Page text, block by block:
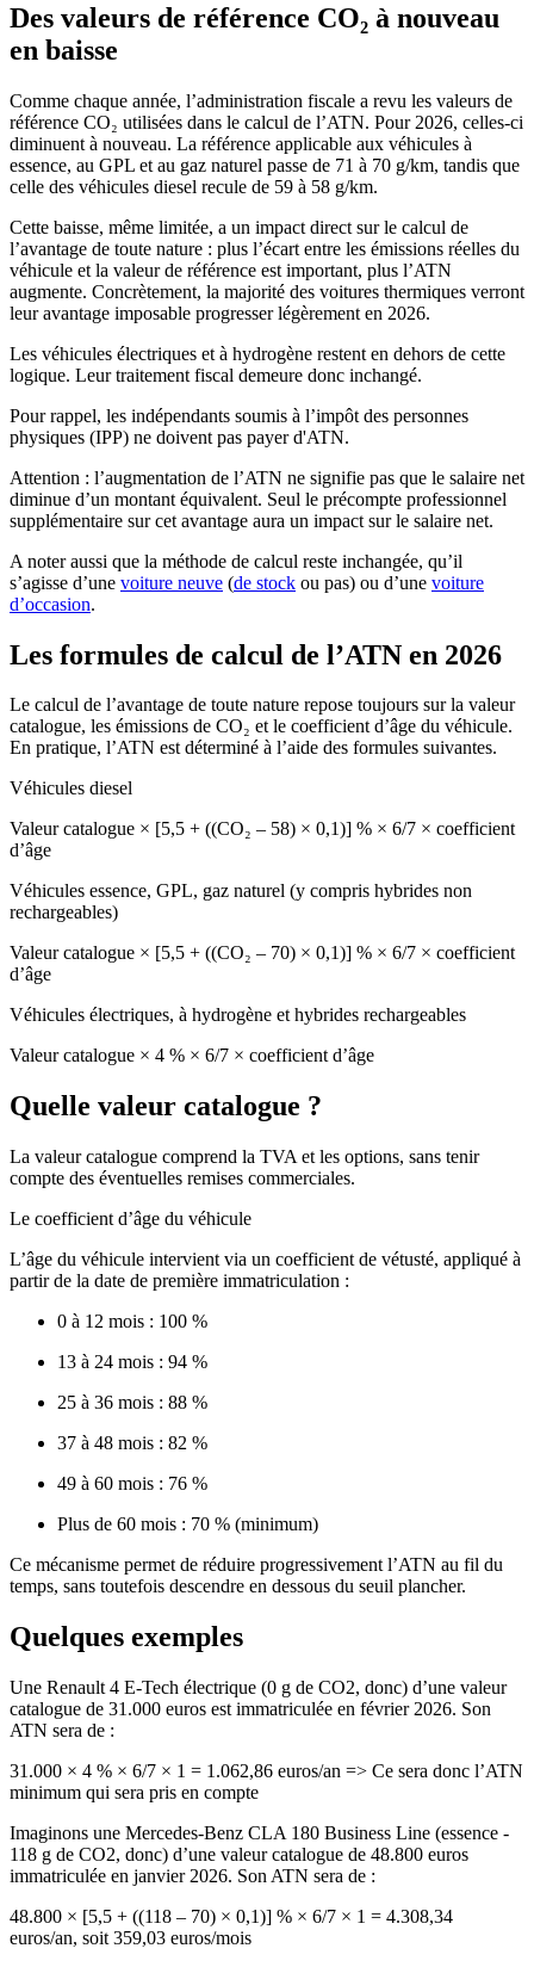
Des valeurs de référence CO₂ à nouveau
en baisse
Comme chaque année, l’administration fiscale a revu les valeurs de
référence CO₂ utilisées dans le calcul de l’ATN. Pour 2026, celles-ci
diminuent à nouveau. La référence applicable aux véhicules à
essence, au GPL et au gaz naturel passe de 71 à 70 g/km, tandis que
celle des véhicules diesel recule de 59 à 58 g/km.
Cette baisse, même limitée, a un impact direct sur le calcul de
l’avantage de toute nature : plus l’écart entre les émissions réelles du
véhicule et la valeur de référence est important, plus l’ATN
augmente. Concrètement, la majorité des voitures thermiques verront
leur avantage imposable progresser légèrement en 2026.
Les véhicules électriques et à hydrogène restent en dehors de cette
logique. Leur traitement fiscal demeure donc inchangé.
Pour rappel, les indépendants soumis à l’impôt des personnes
physiques (IPP) ne doivent pas payer d'ATN.
Attention : l’augmentation de l’ATN ne signifie pas que le salaire net
diminue d’un montant équivalent. Seul le précompte professionnel
supplémentaire sur cet avantage aura un impact sur le salaire net.
A noter aussi que la méthode de calcul reste inchangée, qu’il
s’agisse d’une voiture neuve (de stock ou pas) ou d’une voiture
d’occasion.​
Les formules de calcul de l’ATN en 2026
Le calcul de l’avantage de toute nature repose toujours sur la valeur
catalogue, les émissions de CO₂ et le coefficient d’âge du véhicule.
En pratique, l’ATN est déterminé à l’aide des formules suivantes.
Véhicules diesel
Valeur catalogue × [5,5 + ((CO₂ – 58) × 0,1)] % × 6/7 × coefficient
d’âge
Véhicules essence, GPL, gaz naturel (y compris hybrides non
rechargeables)
Valeur catalogue × [5,5 + ((CO₂ – 70) × 0,1)] % × 6/7 × coefficient
d’âge
Véhicules électriques, à hydrogène et hybrides rechargeables
Valeur catalogue × 4 % × 6/7 × coefficient d’âge
Quelle valeur catalogue ?
La valeur catalogue comprend la TVA et les options, sans tenir
compte des éventuelles remises commerciales.
Le coefficient d’âge du véhicule
L’âge du véhicule intervient via un coefficient de vétusté, appliqué à
partir de la date de première immatriculation :
0 à 12 mois : 100 %
13 à 24 mois : 94 %
25 à 36 mois : 88 %
37 à 48 mois : 82 %
49 à 60 mois : 76 %
Plus de 60 mois : 70 % (minimum)
Ce mécanisme permet de réduire progressivement l’ATN au fil du
temps, sans toutefois descendre en dessous du seuil plancher.
Quelques exemples
Une Renault 4 E-Tech électrique (0 g de CO2, donc) d’une valeur
catalogue de 31.000 euros est immatriculée en février 2026. Son
ATN sera de :
31.000 × 4 % × 6/7 × 1 = 1.062,86 euros/an => Ce sera donc l’ATN
minimum qui sera pris en compte
Imaginons une Mercedes-Benz CLA 180 Business Line (essence -
118 g de CO2, donc) d’une valeur catalogue de 48.800 euros
immatriculée en janvier 2026. Son ATN sera de :
48.800 × [5,5 + ((118 – 70) × 0,1)] % × 6/7 × 1 = 4.308,34
euros/an, soit 359,03 euros/mois